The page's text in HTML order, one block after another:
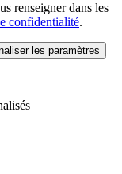
renseigner dans les
confidentialité.
les paramètres